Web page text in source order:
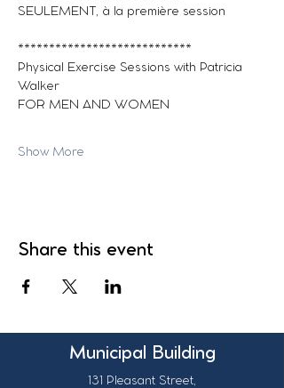
SEULEMENT, à la première session
****************************
Physical Exercise Sessions with Patricia
Walker
FOR MEN AND WOMEN
Show More
Share this event
Municipal Building
131 Pleasant Street,